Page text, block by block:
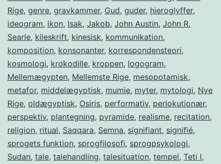
Rige, genre, gravkammer, Gud, guder, hieroglyffer,
ideogram, ikon, Isak, Jakob, John Austin, John R.
Searle, kileskrift, kinesisk, kommunikation,
komposition, konsonanter, korrespondensteori,
kosmologi, krokodille, kroppen, logogram,
Mellemægypten, Mellemste Rige, mesopotamisk,
metafor, middelægyptisk, mumie, myter, mytologi, Nye
Rige, oldægyptisk, Osiris, performativ, perlokutionær,
perspektiv, plantegning, pyramide, realisme, recitation,
religion, ritual, Saqqara, Semna, signifiant, signifié,
sprogets funktion, sprogfilosofi, sprogpsykologi,
Sudan, tale, talehandling, talesituation, tempel, Teti I,